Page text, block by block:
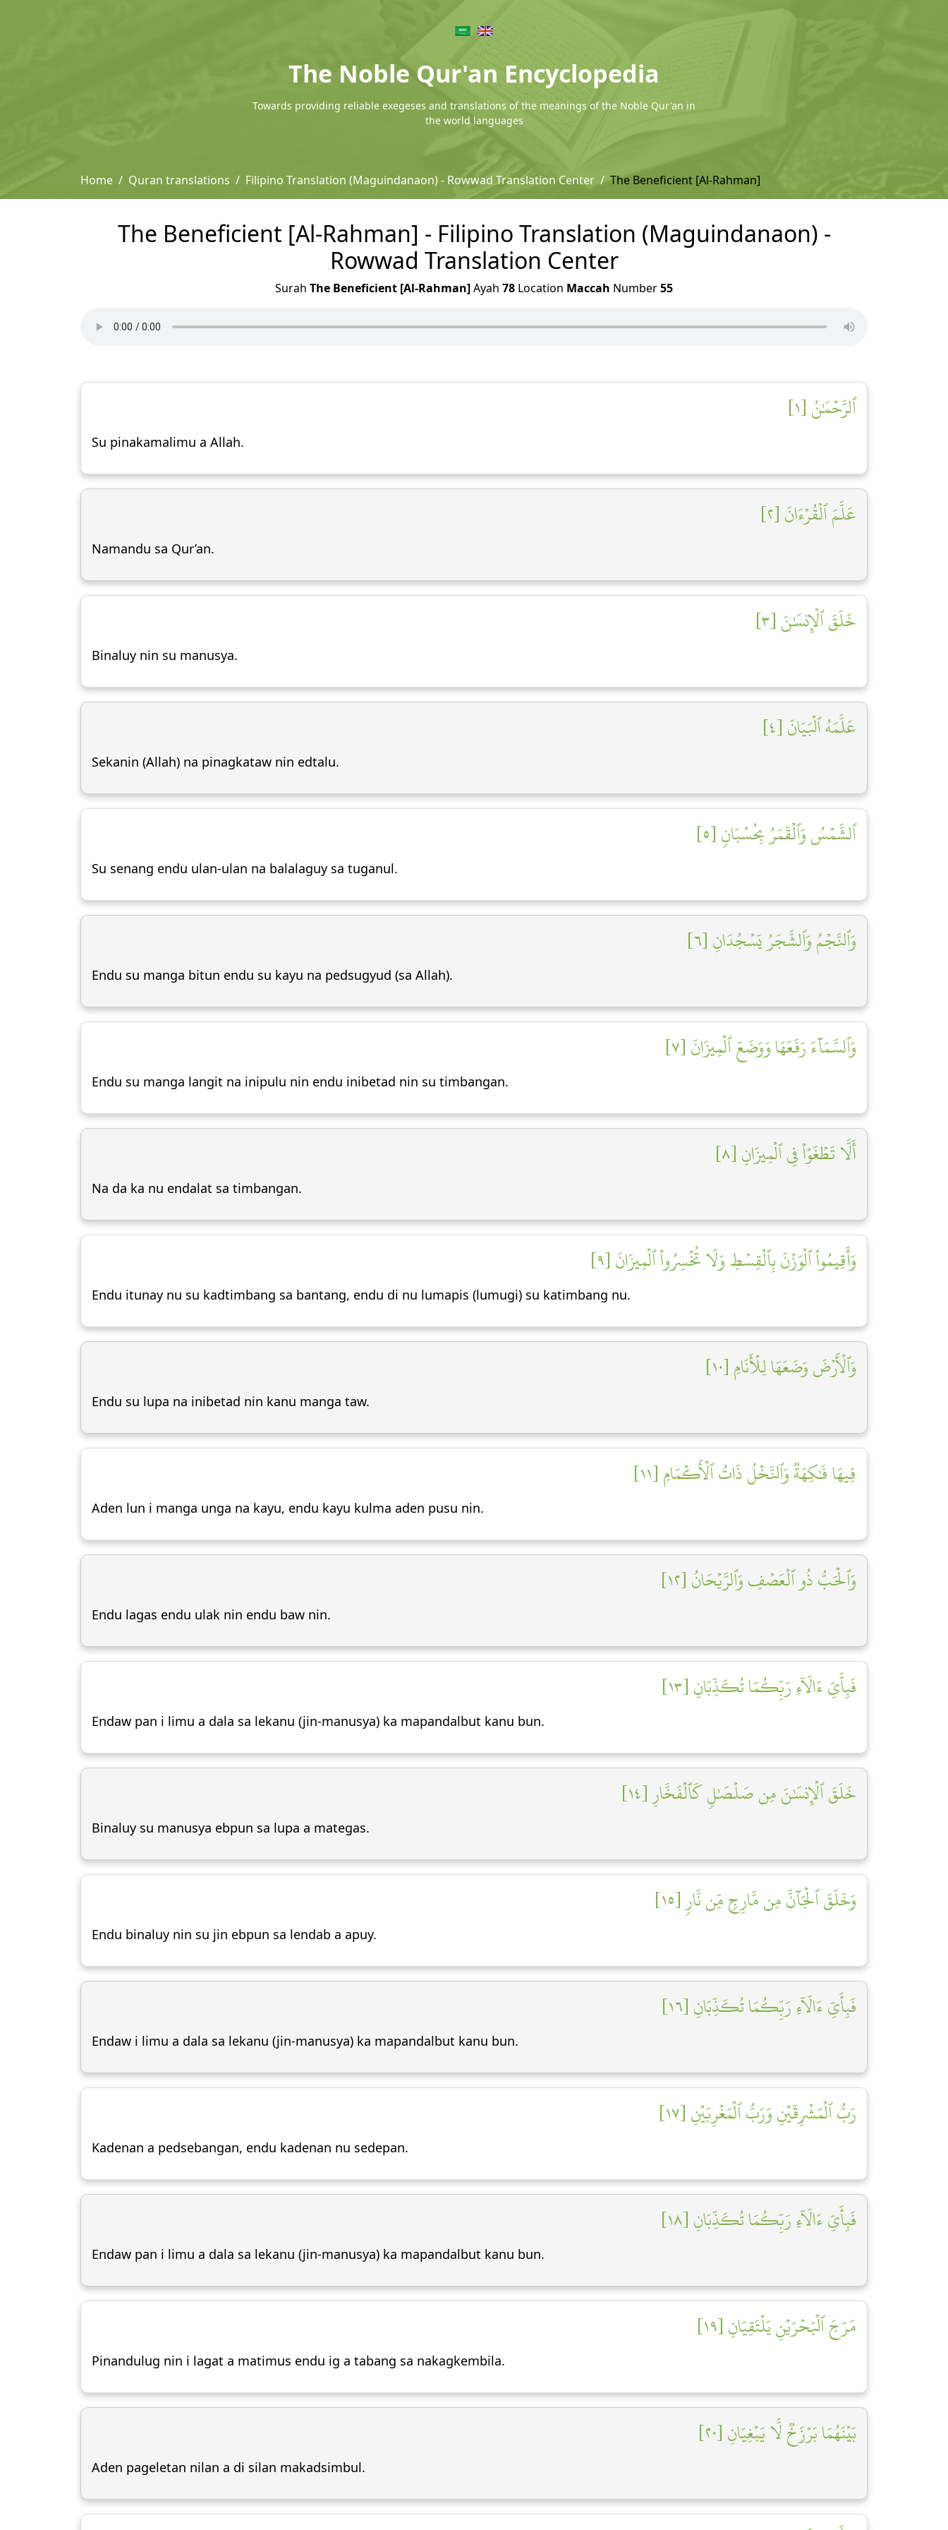
The Noble Qur'an Encyclopedia
Towards providing reliable exegeses and translations of the meanings of the Noble Qur'an in
the world languages
Home Quran translations Filipino Translation (Maguindanaon) - Rowwad Translation Center The Beneficient [Al-Rahman]
The Beneficient [Al-Rahman] - Filipino Translation (Maguindanaon) -
Rowwad Translation Center
Surah The Beneficient [Al-Rahman]Ayah 78 Location Maccah Number55
ٱلرَّحۡمَٰنُ [١]
Su pinakamalimu a Allah.
عَلَّمَ ٱلۡقُرۡءَانَ [٢]
Namandu sa Qur’an.
خَلَقَ ٱلۡإِنسَٰنَ [٣]
Binaluy nin su manusya.
عَلَّمَهُ ٱلۡبَيَانَ [٤]
Sekanin (Allah) na pinagkataw nin edtalu.
ٱلشَّمۡسُ وَٱلۡقَمَرُ بِحُسۡبَانٖ [٥]
Su senang endu ulan-ulan na balalaguy sa tuganul.
وَٱلنَّجۡمُ وَٱلشَّجَرُ يَسۡجُدَانِ [٦]
Endu su manga bitun endu su kayu na pedsugyud (sa Allah).
وَٱلسَّمَآءَ رَفَعَهَا وَوَضَعَ ٱلۡمِيزَانَ [٧]
Endu su manga langit na inipulu nin endu inibetad nin su timbangan.
أَلَّا تَطۡغَوۡاْ فِي ٱلۡمِيزَانِ [٨]
Na da ka nu endalat sa timbangan.
وَأَقِيمُواْ ٱلۡوَزۡنَ بِٱلۡقِسۡطِ وَلَا تُخۡسِرُواْ ٱلۡمِيزَانَ [٩]
Endu itunay nu su kadtimbang sa bantang, endu di nu lumapis (lumugi) su katimbang nu.
وَٱلۡأَرۡضَ وَضَعَهَا لِلۡأَنَامِ [١٠]
Endu su lupa na inibetad nin kanu manga taw.
فِيهَا فَٰكِهَةٞ وَٱلنَّخۡلُ ذَاتُ ٱلۡأَكۡمَامِ [١١]
Aden lun i manga unga na kayu, endu kayu kulma aden pusu nin.
وَٱلۡحَبُّ ذُو ٱلۡعَصۡفِ وَٱلرَّيۡحَانُ [١٢]
Endu lagas endu ulak nin endu baw nin.
فَبِأَيِّ ءَالَآءِ رَبِّكُمَا تُكَذِّبَانِ [١٣]
Endaw pan i limu a dala sa lekanu (jin-manusya) ka mapandalbut kanu bun.
خَلَقَ ٱلۡإِنسَٰنَ مِن صَلۡصَٰلٖ كَٱلۡفَخَّارِ [١٤]
Binaluy su manusya ebpun sa lupa a mategas.
وَخَلَقَ ٱلۡجَآنَّ مِن مَّارِجٖ مِّن نَّارٖ [١٥]
Endu binaluy nin su jin ebpun sa lendab a apuy.
فَبِأَيِّ ءَالَآءِ رَبِّكُمَا تُكَذِّبَانِ [١٦]
Endaw i limu a dala sa lekanu (jin-manusya) ka mapandalbut kanu bun.
رَبُّ ٱلۡمَشۡرِقَيۡنِ وَرَبُّ ٱلۡمَغۡرِبَيۡنِ [١٧]
Kadenan a pedsebangan, endu kadenan nu sedepan.
فَبِأَيِّ ءَالَآءِ رَبِّكُمَا تُكَذِّبَانِ [١٨]
Endaw pan i limu a dala sa lekanu (jin-manusya) ka mapandalbut kanu bun.
مَرَجَ ٱلۡبَحۡرَيۡنِ يَلۡتَقِيَانِ [١٩]
Pinandulug nin i lagat a matimus endu ig a tabang sa nakagkembila.
بَيۡنَهُمَا بَرۡزَخٞ لَّا يَبۡغِيَانِ [٢٠]
Aden pageletan nilan a di silan makadsimbul.